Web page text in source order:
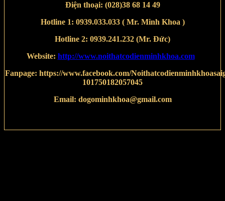
Điện thoại: (028)38 68 14 49
Hotline 1: 0939.033.033 ( Mr. Minh Khoa )
Hotline 2: 0939.241.232 (Mr. Đức)
Website: http://www.noithatcodienminhkhoa.com
Fanpage: https://www.facebook.com/
101750182057045
Email: dogominhkhoa@gmail.com